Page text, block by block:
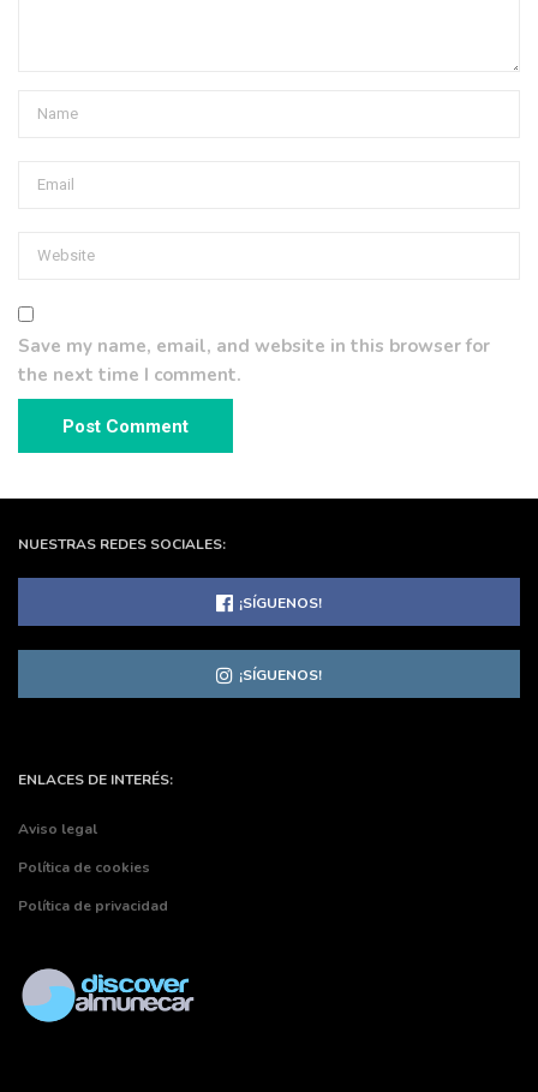
Save my name, email, and website in this browser for
the next time I comment.
NUESTRAS REDES SOCIALES:
¡SÍGUENOS!
¡SÍGUENOS!
ENLACES DE INTERÉS:
Aviso legal
Política de cookies
Política de privacidad